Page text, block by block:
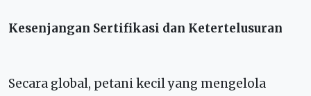
Kesenjangan Sertifikasi dan Ketertelusuran
Secara global, petani kecil yang mengelola